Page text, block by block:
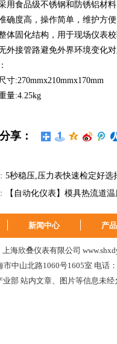
食品级不锈钢和防锈铝材料
度高，操作简单，维护方便
固化结构，用于现场仪表校
接管路避免外界环境变化对
:270mmx210mmx170mm
:4.25kg
享：
5秒稳压,压力表快速检定好选
【自动化仪表】模具热流道温
新闻中心 产
上海欣叠仪表有限公司
市中山北路1060号1605室 电话
部 站内文章、图片等信息未经